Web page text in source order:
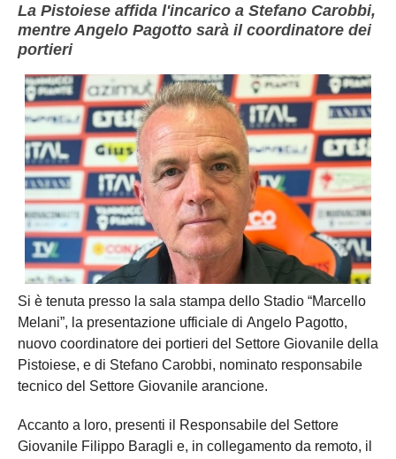
La Pistoiese affida l'incarico a Stefano Carobbi,
mentre Angelo Pagotto sarà il coordinatore dei
portieri
Si è tenuta presso la sala stampa dello Stadio “Marcello
Melani”, la presentazione ufficiale di Angelo Pagotto,
nuovo coordinatore dei portieri del Settore Giovanile della
Pistoiese, e di Stefano Carobbi, nominato responsabile
tecnico del Settore Giovanile arancione.
Accanto a loro, presenti il Responsabile del Settore
Giovanile Filippo Baragli e, in collegamento da remoto, il